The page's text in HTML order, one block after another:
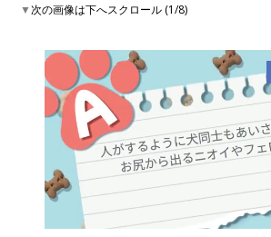
▼次の画像は下へスクロール (1/8)